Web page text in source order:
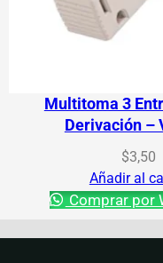
Multitoma 3
Derivación –
$3,50
Añadir al
Comprar por